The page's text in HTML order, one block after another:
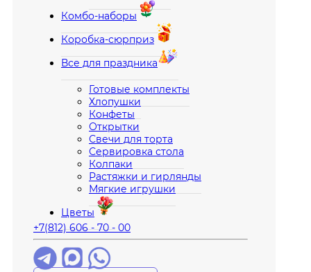
Комбо-наборы
Коробка-сюрприз
Все для праздника
Готовые комплекты
Хлопушки
Конфеты
Открытки
Свечи для торта
Сервировка стола
Колпаки
Растяжки и гирлянды
Мягкие игрушки
Цветы
+7(812) 606 - 70 - 00